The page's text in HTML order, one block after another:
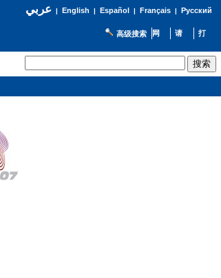
عربي| English | Español | Français| Русский
高级搜索